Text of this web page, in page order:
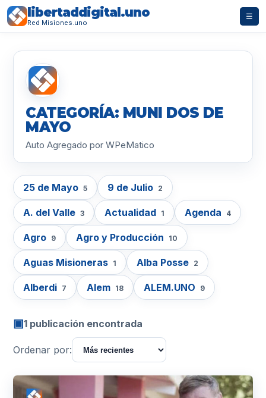
libertaddigital.uno
Red Misiones.uno
☰
CATEGORÍA: MUNI DOS DE
MAYO
Auto Agregado por WPeMatico
25 de Mayo 5 9 de Julio 2
A. del Valle 3 Actualidad 1 Agenda 4
Agro 9 Agro y Producción 10
Aguas Misioneras 1 Alba Posse 2
Alberdi 7 Alem 18 ALEM.UNO 9
▣1 publicación encontrada
Ordenar por: